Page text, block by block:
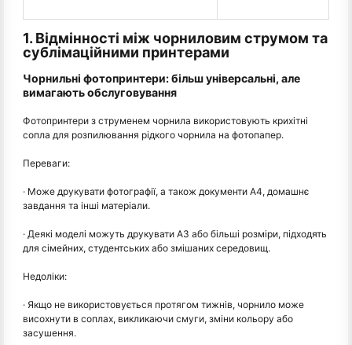
1. Відмінності між чорниловим струмом та
сублімаційними принтерами
Чорнильні фотопринтери: більш універсальні, але
вимагають обслуговування
Фотопринтери з струменем чорнила використовують крихітні
сопла для розпилювання рідкого чорнила на фотопапер.
Переваги:
· Може друкувати фотографії, а також документи A4, домашнє
завдання та інші матеріали.
· Деякі моделі можуть друкувати A3 або більші розміри, підходять
для сімейних, студентських або змішаних середовищ.
Недоліки:
· Якщо не використовується протягом тижнів, чорнило може
висохнути в соплах, викликаючи смуги, зміни кольору або
засушення.